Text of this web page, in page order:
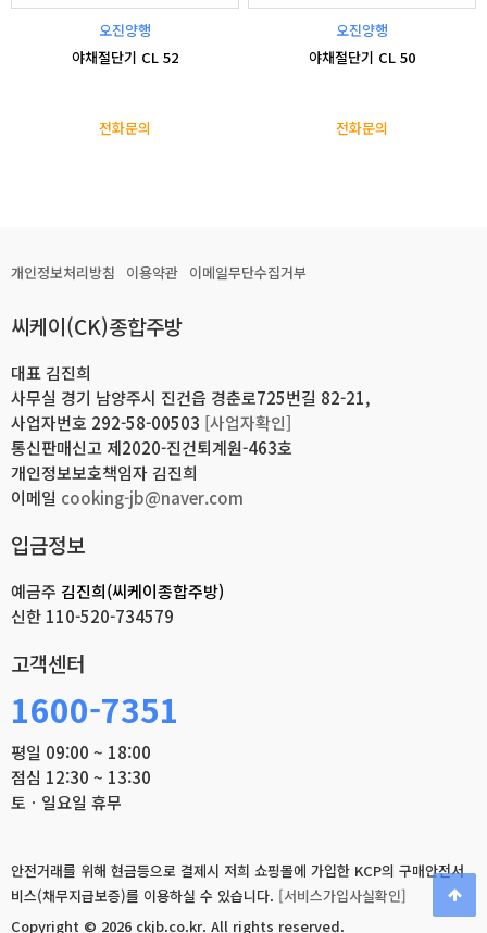
오진양행
야채절단기 CL 52
전화문의
오진양행
야채절단기 CL 50
전화문의
개인정보처리방침 이용약관 이메일무단수집거부
씨케이(CK)종합주방
대표 김진희
사무실 경기 남양주시 진건읍 경춘로725번길 82-21,
사업자번호 292-58-00503 [사업자확인]
통신판매신고 제2020-진건퇴계원-463호
개인정보보호책임자 김진희
이메일 cooking-jb@naver.com
입금정보
예금주 김진희(씨케이종합주방)
신한 110-520-734579
고객센터
1600-7351
평일 09:00 ~ 18:00
점심 12:30 ~ 13:30
토ㆍ일요일 휴무
안전거래를 위해 현금등으로 결제시 저희 쇼핑몰에 가입한 KCP의 구매안전서
비스(채무지급보증)를 이용하실 수 있습니다. [서비스가입사실확인]
Copyright © 2026 ckjb.co.kr. All rights reserved.